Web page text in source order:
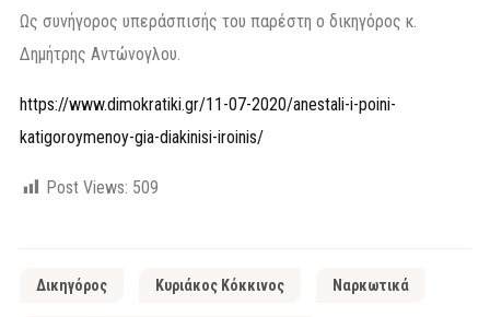
Ως συνήγορος υπεράσπισής του παρέστη ο δικηγόρος κ.
Δημήτρης Αντώνογλου.
https://www.dimokratiki.gr/11-07-2020/anestali-i-poini-
katigoroymenoy-gia-diakinisi-iroinis/
Post Views: 509
Δικηγόρος Κυριάκος Κόκκινος Ναρκωτικά